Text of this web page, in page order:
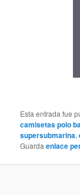
Esta entrada fue
camisetas polo
supersubmarina,
Guardaenlace